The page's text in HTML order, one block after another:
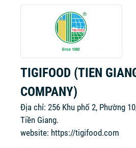
TIGIFOOD (TIEN
COMPANY)
Địa chỉ: 256 Khu phố 2, Phường
Tiền Giang.
website: https://tigifood.com